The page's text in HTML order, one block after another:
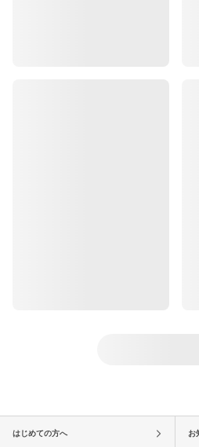
はじめての方へ お